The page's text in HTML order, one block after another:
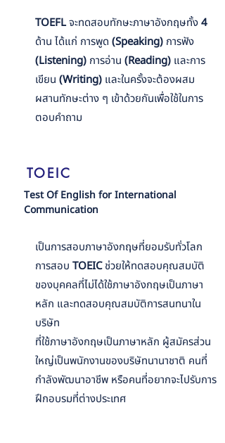
TOEFLจะทดสอบทักษะภาษาอังกฤษทั้ง4
ด้าน ได้แก่ การพูด (Speaking) การฟัง
(Listening) การอ่าน (Reading) และการ
เขียน (Writing) และในครั้งจะต้องผสม
ผสานทักษะต่าง ๆ เข้าด้วยกันเพื่อใช้ในการ
ตอบคำถาม
TOEIC
Test Of English for International
Communication
เป็นการสอบภาษาอังกฤษที่ยอมรับทั่วโลก
การสอบ TOEICช่วยให้ทดสอบคุณสมบัติ
ของบุคคลที่ไม่ได้ใช้ภาษาอังกฤษเป็นภาษา
หลัก และทดสอบคุณสมบัติการสนทนาใน
บริษัท
ที่ใช้ภาษาอังกฤษเป็นภาษาหลัก ผู้สมัครส่วน
ใหญ่เป็นพนักงานของบริษัทนานาชาติ คนที่
กำลังพัฒนาอาชีพ หรือคนที่อยากจะไปรับการ
ฝึกอบรมที่ต่างประเทศ